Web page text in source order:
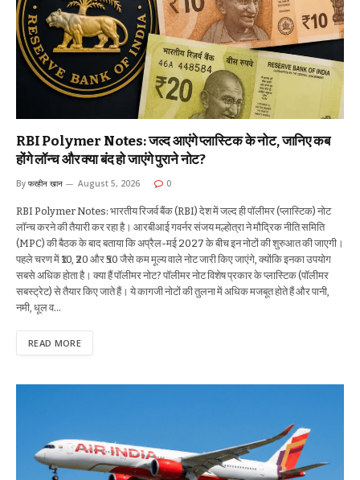
RBI Polymer Notes: जल्द आएंगे प्लास्टिक के नोट, जानिए कब
होंगे लॉन्च और क्या बंद हो जाएंगे पुराने नोट?
By फरहीन खान August 5, 2026 0
RBI Polymer Notes: भारतीय रिजर्व बैंक (RBI) देश में जल्द ही पॉलीमर (प्लास्टिक) नोट
लॉन्च करने की तैयारी कर रहा है। आरबीआई गवर्नर संजय मल्होत्रा ने मौद्रिक नीति समिति
(MPC) की बैठक के बाद बताया कि अप्रैल-मई 2027 के बीच इन नोटों की शुरुआत की जाएगी।
पहले चरण में ₹10, ₹20 और ₹50 जैसे कम मूल्य वाले नोट जारी किए जाएंगे, क्योंकि इनका उपयोग
सबसे अधिक होता है। क्या हैं पॉलीमर नोट? पॉलीमर नोट विशेष प्रकार के प्लास्टिक (पॉलीमर
सबस्ट्रेट) से तैयार किए जाते हैं। ये कागजी नोटों की तुलना में अधिक मजबूत होते हैं और पानी,
नमी, धूल व…
READ MORE